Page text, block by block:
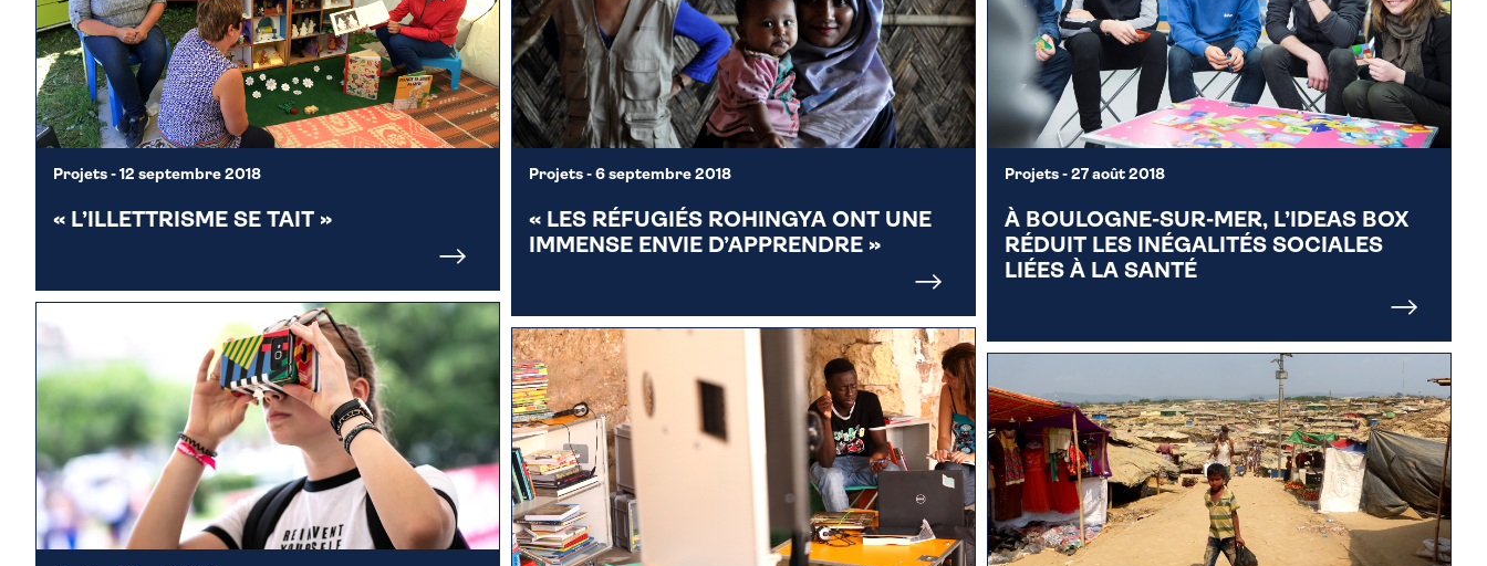
Projets - 12 septembre 2018
« L’ILLETTRISME SE TAIT »
Projets - 6 septembre 2018
« LES RÉFUGIÉS ROHINGYA ONT UNE
IMMENSE ENVIE D’APPRENDRE »
Projets - 27 août 2018
À BOULOGNE-SUR-MER, L’IDEAS BOX
RÉDUIT LES INÉGALITÉS SOCIALES
LIÉES À LA SANTÉ